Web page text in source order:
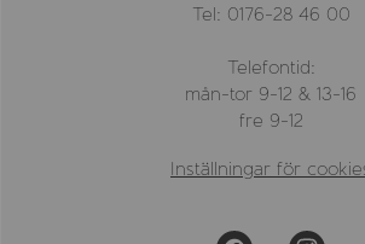
Tel: 0176-28 46 00
Telefontid:
mån-tor 9-12 & 13-16
fre 9-12
Inställningar för